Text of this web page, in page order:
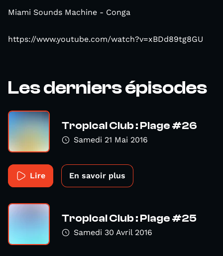
Miami Sounds Machine - Conga
https://www.youtube.com/watch?v=xBDd89tg8GU
Les derniers épisodes
Tropical Club : Plage #26
Samedi 21 Mai 2016
Lire En savoir plus
Tropical Club : Plage #25
Samedi 30 Avril 2016